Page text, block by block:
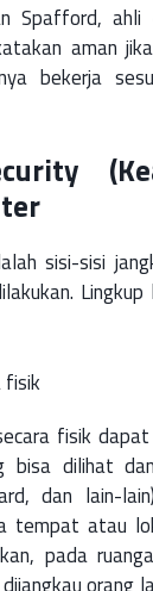
Spafford, ahli
aman
bekerja
sisi-sisi
fisik
fisik
bisa dilihat
dan lain-
tempat atau
pada
orang